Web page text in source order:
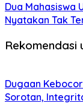
Dua Mahasiswa
Nyatakan Tak
Rekomendasi
Dugaan
Sorotan,